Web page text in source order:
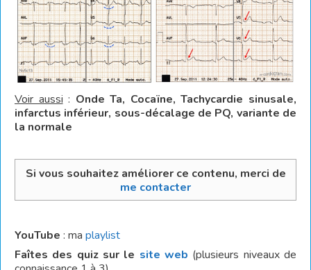
Voir aussi : Onde Ta, Cocaïne, Tachycardie sinusale,
infarctus inférieur, sous-décalage de PQ, variante de
la normale
Si vous souhaitez améliorer ce contenu, merci de
me contacter
YouTube : ma playlist
Faîtes des quiz sur le site web (plusieurs niveaux de